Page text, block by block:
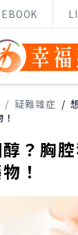
/ 疑難雜症 /
？胸
！